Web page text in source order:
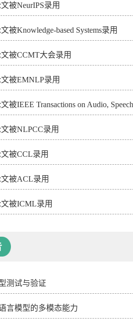
被NeurIPS录用
被Knowledge-based Systems录用
被CCMT大会录用
被EMNLP录用
被IEEE Transactions on Audio,
被NLPCC录用
被CCL录用
被ACL录用
被ICML录用
测试与验证
言模型的多模态能力